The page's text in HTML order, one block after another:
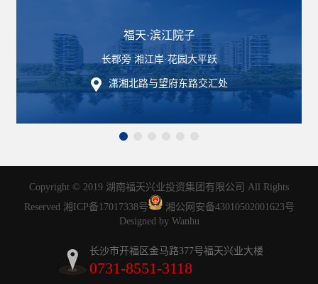
福天·滨江院子
长郡旁 湘江岸·花园大平跃
潇湘北路与望府东路交汇处
Copyright © 2019 湖南福天兴业投资集团有限公司 All Rights
Reserved 湘ICP备17017338号
湘公网安备43010502001623号
Designed by Wanhu
长沙市开福区金马路377号福天兴业大楼
0731-8551-3118